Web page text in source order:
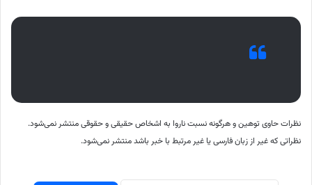
نظرات حاوی توهین و هرگونه نسبت ناروا به اشخاص حقیقی و حقوقی منتشر نمی‌شود.
نظراتی که غیر از زبان فارسی یا غیر مرتبط با خبر باشد منتشر نمی‌شود.